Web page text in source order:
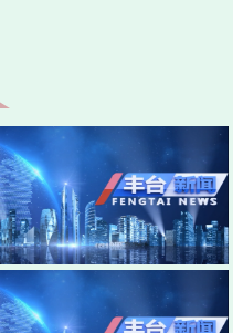
20260805-丰台新闻